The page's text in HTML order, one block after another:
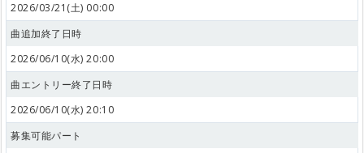
2026/03/21(土) 00:00
曲追加終了日時
2026/06/10(水) 20:00
曲エントリー終了日時
2026/06/10(水) 20:10
募集可能パート